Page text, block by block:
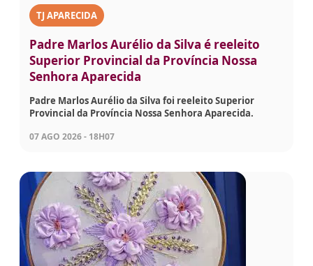
TJ APARECIDA
Padre Marlos Aurélio da Silva é reeleito
Superior Provincial da Província Nossa
Senhora Aparecida
Padre Marlos Aurélio da Silva foi reeleito Superior
Provincial da Província Nossa Senhora Aparecida.
07 AGO 2026 - 18H07